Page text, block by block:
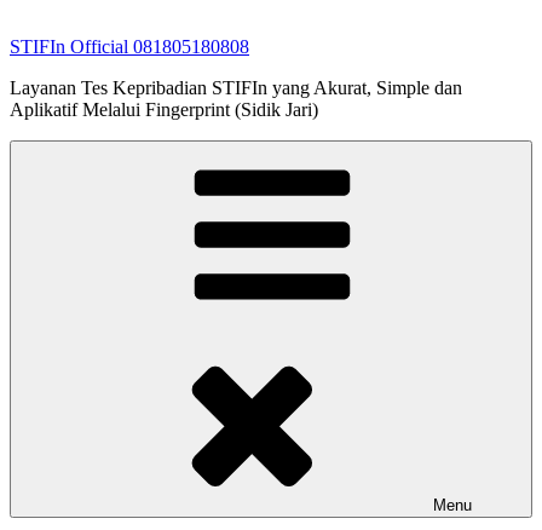
STIFIn Official 081805180808
Layanan Tes Kepribadian STIFIn yang Akurat, Simple dan
Aplikatif Melalui Fingerprint (Sidik Jari)
Menu